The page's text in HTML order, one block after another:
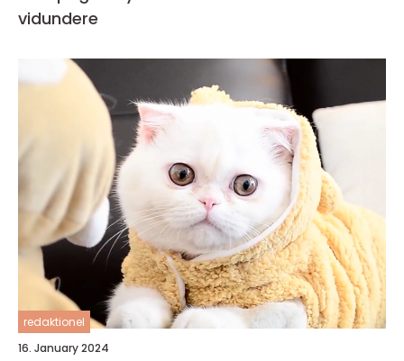
vidundere
redaktionel
16. January 2024